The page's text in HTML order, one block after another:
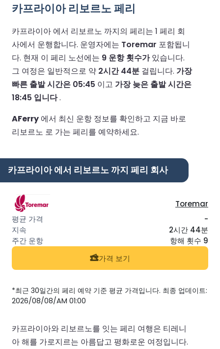
카프라이아 리보르노 페리
카프라이아 에서 리보르노 까지의 페리는 1 페리 회
사에서 운행합니다. 운영자에는 Toremar 포함됩니
다. 현재 이 페리 노선에는 9 운항 횟수가있습니다.
그 여정은 일반적으로 약 2시간 44분 걸립니다. 가장
빠른 출발 시간은 05:45 이고 가장 늦은 출발 시간은
18:45 입니다.
AFerry 에서 최신 운항 정보를 확인하고 지금 바로
리보르노 로 가는 페리를 예약하세요.
카프라이아 에서 리보르노 까지 페리 회사
Toremar
-
2시간 44분
항해 횟수 9
가격 보기
*최근 30일간의 페리 예약 기준 평균 가격입니다. 최종 업데이트:
2026/08/08/AM 01:00
카프라이아와 리보르노를 잇는 페리 여행은 티레니
아 해를 가로지르는 아름답고 평화로운 여정입니다.